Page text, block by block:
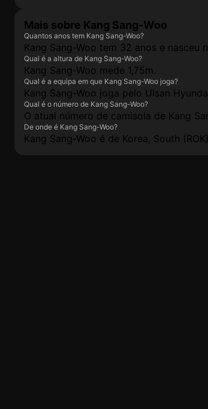
Mais sobre Kang Sang-Woo
Quantos anos tem Kang Sang-Woo?
Kang Sang-Woo tem 32 anos e nasceu
Qual é a altura de Kang Sang-Woo?
Kang Sang-Woo mede 1,75m.
Qual é a equipa em que Kang Sang-Woo joga?
Kang Sang-Woo joga pelo Ulsan
Qual é o número de Kang Sang-Woo?
O atual número de camisola de Kang
De onde é Kang Sang-Woo?
Kang Sang-Woo é de Korea, South